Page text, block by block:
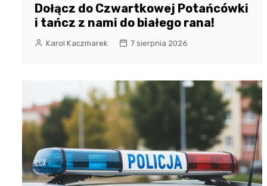
Dołącz do Czwartkowej Potańcówki
i tańcz z nami do białego rana!
Karol Kaczmarek 7 sierpnia 2026